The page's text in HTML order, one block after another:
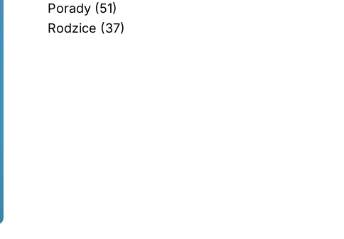
Porady(51)
Rodzice (37)